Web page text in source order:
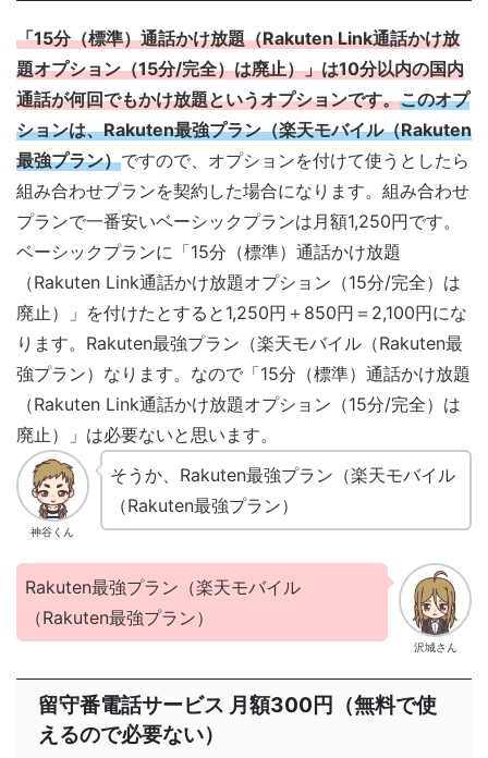
「15分（標準）通話かけ放題（Rakuten Link通話かけ放
題オプション（15分/完全）は廃止）」は10分以内の国内
通話が何回でもかけ放題というオプションです。このオプ
ションは、Rakuten最強プラン（楽天モバイル（Rakuten
最強プラン）ですので、オプションを付けて使うとしたら
組み合わせプランを契約した場合になります。組み合わせ
プランで一番安いベーシックプランは月額1,250円です。
ベーシックプランに「15分（標準）通話かけ放題
（Rakuten Link通話かけ放題オプション（15分/完全）は
廃止）」を付けたとすると1,250円＋850円＝2,100円にな
ります。Rakuten最強プラン（楽天モバイル（Rakuten最
強プラン）なります。なので「15分（標準）通話かけ放題
（Rakuten Link通話かけ放題オプション（15分/完全）は
廃止）」は必要ないと思います。
神谷くん
そうか、Rakuten最強プラン（楽天モバイル
（Rakuten最強プラン）
沢城さん
Rakuten最強プラン（楽天モバイル
（Rakuten最強プラン）
留守番電話サービス 月額300円（無料で使
えるので必要ない）